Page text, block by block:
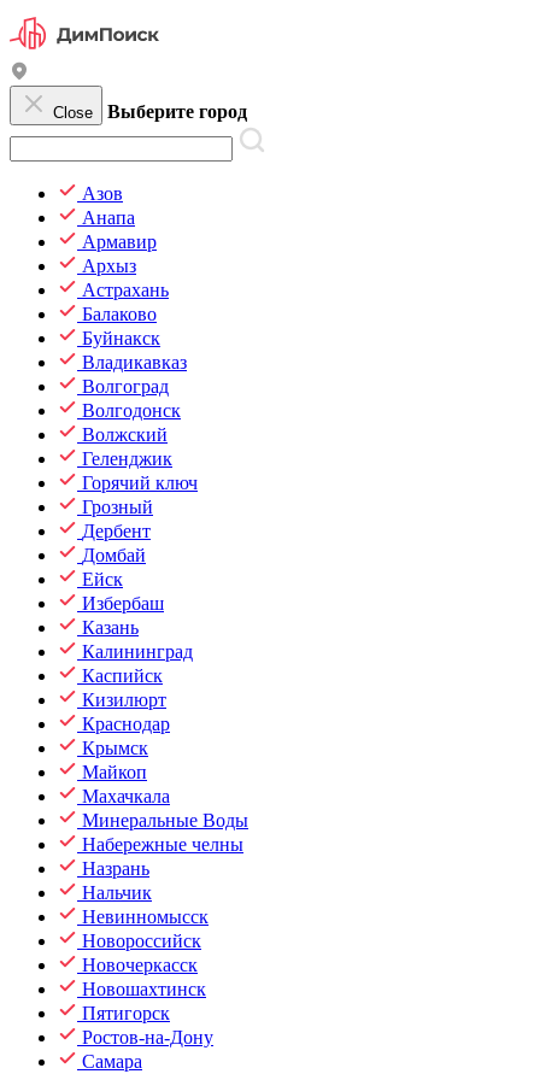
Close Выберите город
Азов
Анапа
Армавир
Архыз
Астрахань
Балаково
Буйнакск
Владикавказ
Волгоград
Волгодонск
Волжский
Геленджик
Горячий ключ
Грозный
Дербент
Домбай
Ейск
Избербаш
Казань
Калининград
Каспийск
Кизилюрт
Краснодар
Крымск
Майкоп
Махачкала
Минеральные Воды
Набережные челны
Назрань
Нальчик
Невинномысск
Новороссийск
Новочеркасск
Новошахтинск
Пятигорск
Ростов-на-Дону
Самара